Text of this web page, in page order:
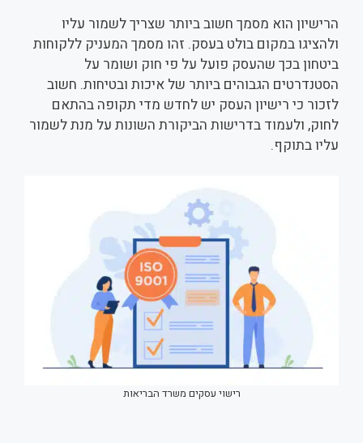
הרישיון הוא מסמך חשוב ביותר שצריך לשמור עליו
ולהציגו במקום בולט בעסק. זהו מסמך המעניק ללקוחות
ביטחון בכך שהעסק פועל על פי חוק ושומר על
הסטנדרטים הגבוהים ביותר של איכות ובטיחות. חשוב
לזכור כי רישיון העסק יש לחדש מדי תקופה בהתאם
לחוק, ולעמוד בדרישות הביקורת השונות על מנת לשמור
עליו בתוקף.
רישוי עסקים משרד הבריאות